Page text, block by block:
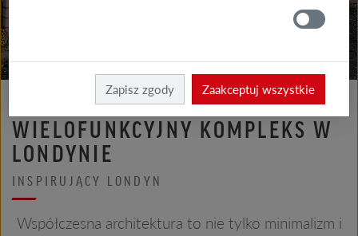
WIELOFUNKCYJNY KOMPLEKS W
LONDYNIE
INSPIRUJĄCY LONDYN
Współczesna architektura to nie tylko minimalizm i
Zapisz zgody Zaakceptuj wszystkie